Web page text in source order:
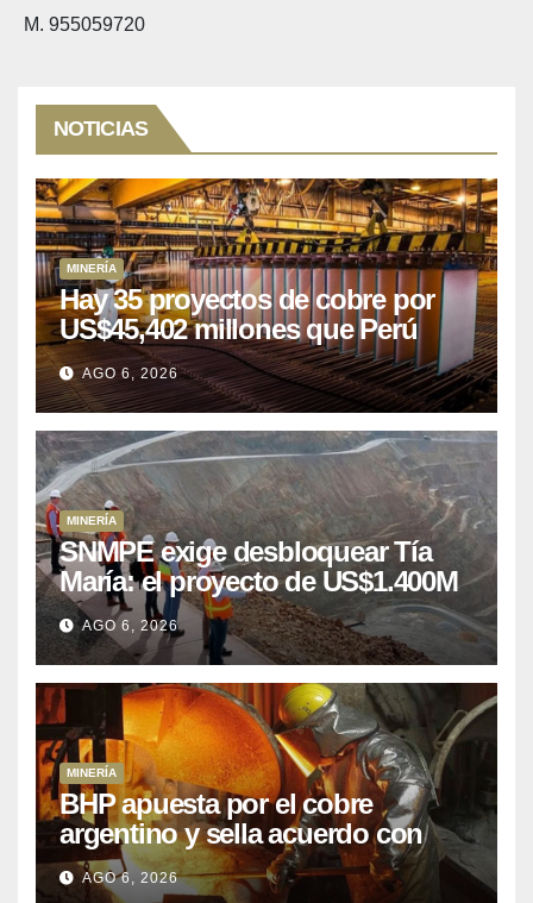
M. 955059720
NOTICIAS
MINERÍA
Hay 35 proyectos de cobre por
US$45,402 millones que Perú
puede aprovechar
AGO 6, 2026
MINERÍA
SNMPE exige desbloquear Tía
María: el proyecto de US$1.400M
que Perú lleva 15 años
posponiendo
AGO 6, 2026
MINERÍA
BHP apuesta por el cobre
argentino y sella acuerdo con
Kobrea para siete proyecto
AGO 6, 2026